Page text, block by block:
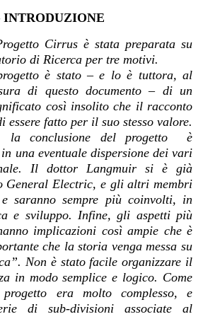
INTRODUZIONE
Cirrus è stata preparata su
di Ricerca per tre motivi.
è stato – e lo è tuttora, al
di questo documento – di un
così insolito che il racconto
fatto per il suo stesso valore.
la conclusione del progetto è
una eventuale dispersione dei vari
Il dottor Langmuir si è già
General Electric, e gli altri membri
saranno sempre più coinvolti, in
e sviluppo. Infine, gli aspetti più
implicazioni così ampie che è
che la storia venga messa su
Non è stato facile organizzare il
in modo semplice e logico. Come
era molto complesso, e
di sub-divisioni associate al